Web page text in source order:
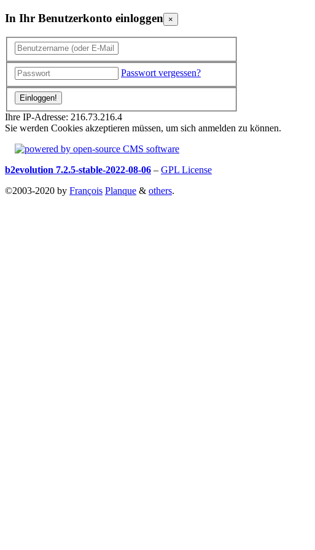
In Ihr Benutzerkonto einloggen ×
Passwort vergessen?
Ihre IP-Adresse: 216.73.216.4
Sie werden Cookies akzeptieren müssen, um sich anmelden zu können.
b2evolution 7.2.5-stable-2022-08-06 – GPL License
©2003-2020 by François Planque & others.